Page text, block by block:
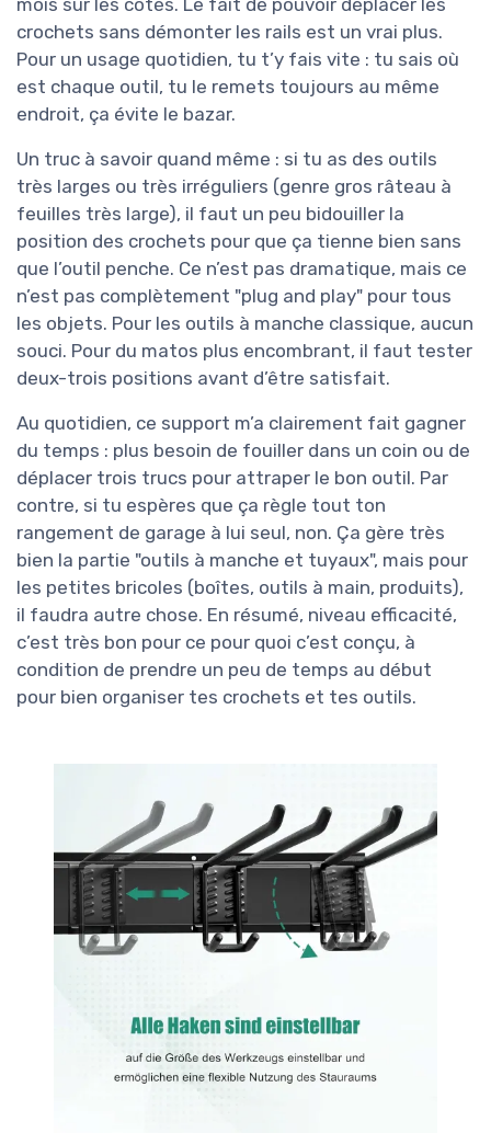
mois sur les côtés. Le fait de pouvoir déplacer les
crochets sans démonter les rails est un vrai plus.
Pour un usage quotidien, tu t’y fais vite : tu sais où
est chaque outil, tu le remets toujours au même
endroit, ça évite le bazar.
Un truc à savoir quand même : si tu as des outils
très larges ou très irréguliers (genre gros râteau à
feuilles très large), il faut un peu bidouiller la
position des crochets pour que ça tienne bien sans
que l’outil penche. Ce n’est pas dramatique, mais ce
n’est pas complètement "plug and play" pour tous
les objets. Pour les outils à manche classique, aucun
souci. Pour du matos plus encombrant, il faut tester
deux-trois positions avant d’être satisfait.
Au quotidien, ce support m’a clairement fait gagner
du temps : plus besoin de fouiller dans un coin ou de
déplacer trois trucs pour attraper le bon outil. Par
contre, si tu espères que ça règle tout ton
rangement de garage à lui seul, non. Ça gère très
bien la partie "outils à manche et tuyaux", mais pour
les petites bricoles (boîtes, outils à main, produits),
il faudra autre chose. En résumé, niveau efficacité,
c’est très bon pour ce pour quoi c’est conçu, à
condition de prendre un peu de temps au début
pour bien organiser tes crochets et tes outils.